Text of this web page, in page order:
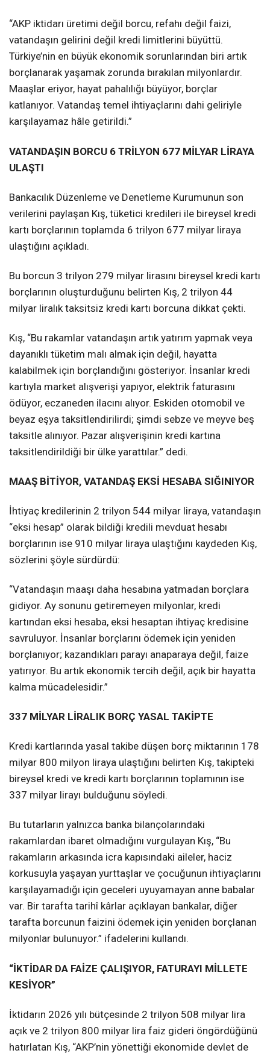
“AKP iktidarı üretimi değil borcu, refahı değil faizi,
vatandaşın gelirini değil kredi limitlerini büyüttü.
Türkiye’nin en büyük ekonomik sorunlarından biri artık
borçlanarak yaşamak zorunda bırakılan milyonlardır.
Maaşlar eriyor, hayat pahalılığı büyüyor, borçlar
katlanıyor. Vatandaş temel ihtiyaçlarını dahi geliriyle
karşılayamaz hâle getirildi.”
VATANDAŞIN BORCU 6 TRİLYON 677 MİLYAR LİRAYA
ULAŞTI
Bankacılık Düzenleme ve Denetleme Kurumunun son
verilerini paylaşan Kış, tüketici kredileri ile bireysel kredi
kartı borçlarının toplamda 6 trilyon 677 milyar liraya
ulaştığını açıkladı.
Bu borcun 3 trilyon 279 milyar lirasını bireysel kredi kartı
borçlarının oluşturduğunu belirten Kış, 2 trilyon 44
milyar liralık taksitsiz kredi kartı borcuna dikkat çekti.
Kış, “Bu rakamlar vatandaşın artık yatırım yapmak veya
dayanıklı tüketim malı almak için değil, hayatta
kalabilmek için borçlandığını gösteriyor. İnsanlar kredi
kartıyla market alışverişi yapıyor, elektrik faturasını
ödüyor, eczaneden ilacını alıyor. Eskiden otomobil ve
beyaz eşya taksitlendirilirdi; şimdi sebze ve meyve beş
taksitle alınıyor. Pazar alışverişinin kredi kartına
taksitlendirildiği bir ülke yarattılar.” dedi.
MAAŞ BİTİYOR, VATANDAŞ EKSİ HESABA SIĞINIYOR
İhtiyaç kredilerinin 2 trilyon 544 milyar liraya, vatandaşın
“eksi hesap” olarak bildiği kredili mevduat hesabı
borçlarının ise 910 milyar liraya ulaştığını kaydeden Kış,
sözlerini şöyle sürdürdü:
“Vatandaşın maaşı daha hesabına yatmadan borçlara
gidiyor. Ay sonunu getiremeyen milyonlar, kredi
kartından eksi hesaba, eksi hesaptan ihtiyaç kredisine
savruluyor. İnsanlar borçlarını ödemek için yeniden
borçlanıyor; kazandıkları parayı anaparaya değil, faize
yatırıyor. Bu artık ekonomik tercih değil, açık bir hayatta
kalma mücadelesidir.”
337 MİLYAR LİRALIK BORÇ YASAL TAKİPTE
Kredi kartlarında yasal takibe düşen borç miktarının 178
milyar 800 milyon liraya ulaştığını belirten Kış, takipteki
bireysel kredi ve kredi kartı borçlarının toplamının ise
337 milyar lirayı bulduğunu söyledi.
Bu tutarların yalnızca banka bilançolarındaki
rakamlardan ibaret olmadığını vurgulayan Kış, “Bu
rakamların arkasında icra kapısındaki aileler, haciz
korkusuyla yaşayan yurttaşlar ve çocuğunun ihtiyaçlarını
karşılayamadığı için geceleri uyuyamayan anne babalar
var. Bir tarafta tarihî kârlar açıklayan bankalar, diğer
tarafta borcunun faizini ödemek için yeniden borçlanan
milyonlar bulunuyor.” ifadelerini kullandı.
“İKTİDAR DA FAİZE ÇALIŞIYOR, FATURAYI MİLLETE
KESİYOR”
İktidarın 2026 yılı bütçesinde 2 trilyon 508 milyar lira
açık ve 2 trilyon 800 milyar lira faiz gideri öngördüğünü
hatırlatan Kış, “AKP’nin yönettiği ekonomide devlet de